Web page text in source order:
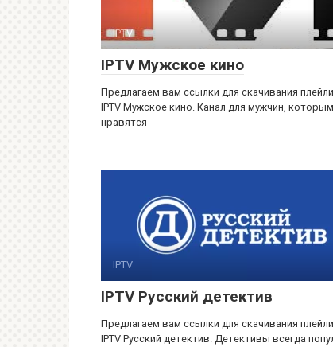
IPTV
IPTV Мужское кино
Предлагаем вам ссылки для скачивания
IPTV Мужское кино. Канал для мужчин, которым
нравятся
IPTV
IPTV Русский детектив
Предлагаем вам ссылки для скачивания
IPTV Русский детектив. Детективы всегда